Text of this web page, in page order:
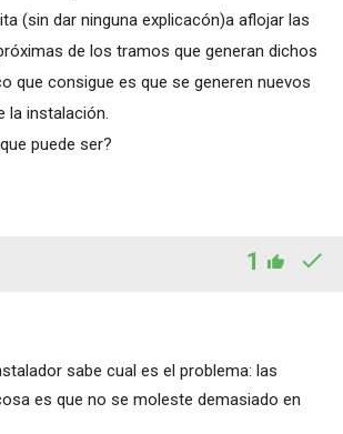
(sin dar ninguna explicacón)a aflojar las
de los tramos que generan dichos
que consigue es que se generen nuevos
la instalación.
puede ser?
1
sabe cual es el problema: las
es que no se moleste demasiado en